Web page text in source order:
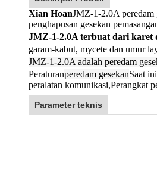
Xian HoanJMZ-1-2.0A peredam
penghapusan gesekan
JMZ-1-2.0A terbuat dari karet
garam-kabut, mycete dan umur
JMZ-1-2.0A adalah peredam
Peraturanperedam gesekanSaat
peralatan komunikasi,Perangkat
Parameter teknis